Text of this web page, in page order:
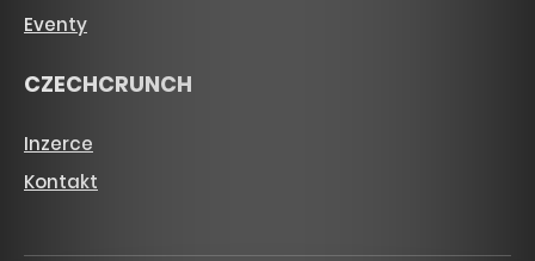
Eventy
CZECHCRUNCH
Inzerce
Kontakt